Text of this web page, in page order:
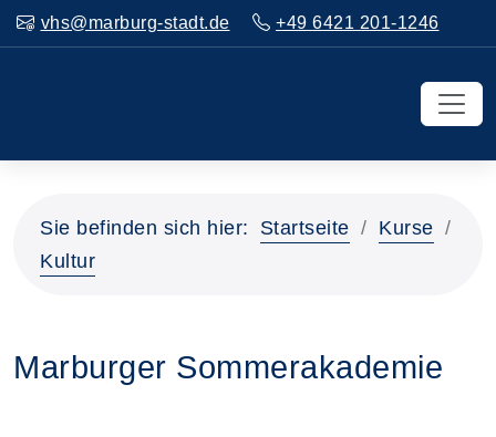
vhs@marburg-stadt.de +49 6421 201-1246
Sie befinden sich hier: Startseite
Kurse
Kultur
Marburger Sommerakademie